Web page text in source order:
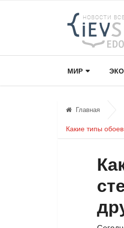
МИР
Главная
Какие типы